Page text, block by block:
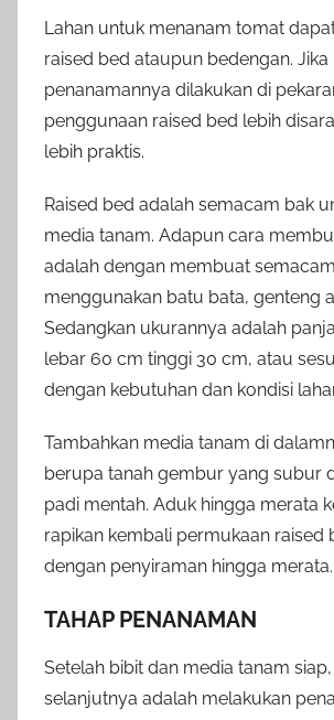
Lahan untuk menanam tomat
raised bed ataupun bedengan. Jika
penanamannya dilakukan di
penggunaan raised bed lebih
lebih praktis.
Raised bed adalah semacam bak
media tanam. Adapun cara
adalah dengan membuat
menggunakan batu bata, genteng
Sedangkan ukurannya adalah
lebar 60 cm tinggi 30 cm, atau
dengan kebutuhan dan kondisi
Tambahkan media tanam di
berupa tanah gembur yang subur
padi mentah. Aduk hingga merata
rapikan kembali permukaan raised
dengan penyiraman hingga merata.
TAHAP PENANAMAN
Setelah bibit dan media tanam
selanjutnya adalah melakukan